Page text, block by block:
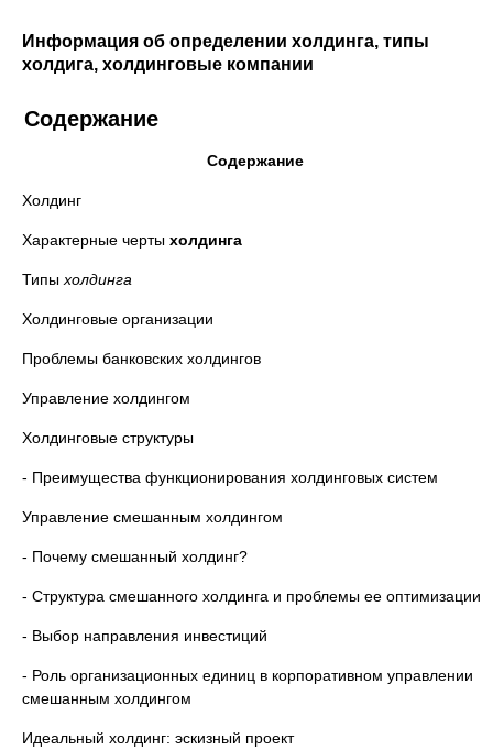
Информация об определении холдинга, типы
холдига, холдинговые компании
Содержание
Содержание
Холдинг
Характерные черты холдинга
Типы холдинга
Холдинговые организации
Проблемы банковских холдингов
Управление холдингом
Холдинговые структуры
- Преимущества функционирования холдинговых систем
Управление смешанным холдингом
- Почему смешанный холдинг?
- Структура смешанного холдинга и проблемы ее оптимизации
- Выбор направления инвестиций
- Роль организационных единиц в корпоративном управлении
смешанным холдингом
Идеальный холдинг: эскизный проект